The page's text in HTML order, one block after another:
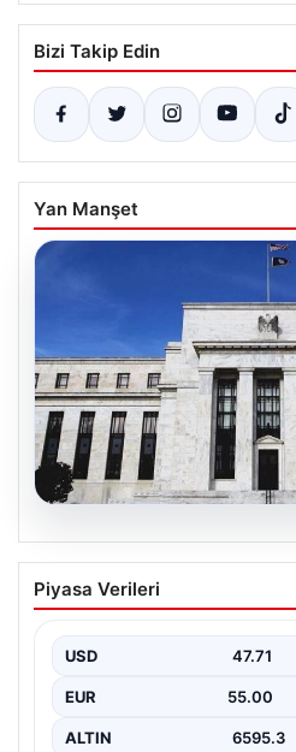
Bizi Takip Edin
Yan Manşet
06.08.2026
Fed faizi sabit tuttu
Piyasa Verileri
USD 47.71
EUR 55.00
ALTIN 6595.3